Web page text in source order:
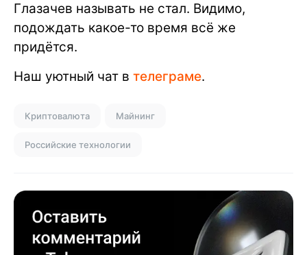
Глазачев называть не стал. Видимо,
подождать какое-то время всё же
придётся.
Наш уютный чат в телеграме.
Криптовалюта Майнинг
Российские технологии